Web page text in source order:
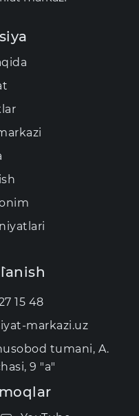
15 48
markazi.uz
tumani, A.
9 "a"